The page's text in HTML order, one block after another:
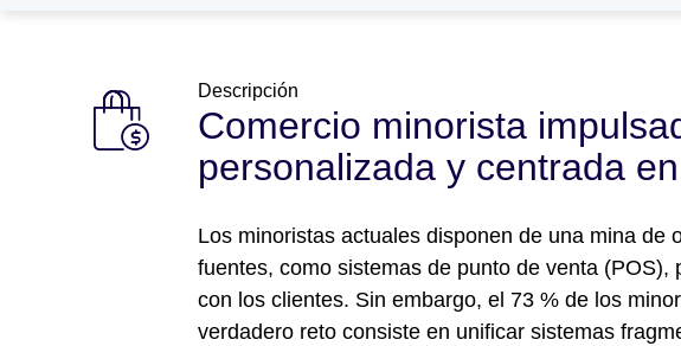
Descripción
Comercio minorista
personalizada y centrada
Los minoristas actuales disponen de una mina
fuentes, como sistemas de punto de venta
con los clientes. Sin embargo, el 73 % de los
verdadero reto consiste en unificar sistemas